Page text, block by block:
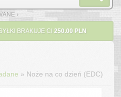
›
BRAKUJE CI 250.00 PLN
» Noże na co dzień (EDC)